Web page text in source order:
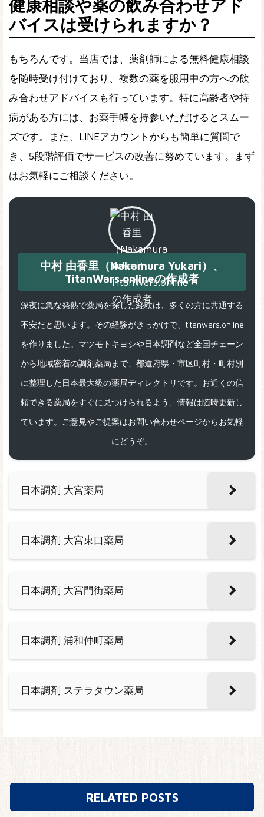
健康相談や薬の飲み合わせアド
バイスは受けられますか？
もちろんです。当店では、薬剤師による無料健康相談
を随時受け付けており、複数の薬を服用中の方への飲
み合わせアドバイスも行っています。特に高齢者や持
病がある方には、お薬手帳を持参いただけるとスムー
ズです。また、LINEアカウントからも簡単に質問で
き、5段階評価でサービスの改善に努めています。まず
はお気軽にご相談ください。
中村 由香里（Nakamura Yukari）、
TitanWars.onlineの作成者
深夜に急な発熱で薬局を探した経験は、多くの方に共通する
不安だと思います。その経験がきっかけで、titanwars.online
を作りました。マツモトキヨシや日本調剤など全国チェーン
から地域密着の調剤薬局まで、都道府県・市区町村・町村別
に整理した日本最大級の薬局ディレクトリです。お近くの信
頼できる薬局をすぐに見つけられるよう、情報は随時更新し
ています。ご意見やご提案はお問い合わせページからお気軽
にどうぞ。
日本調剤 大宮薬局
日本調剤 大宮東口薬局
日本調剤 大宮門街薬局
日本調剤 浦和仲町薬局
日本調剤 ステラタウン薬局
RELATED POSTS